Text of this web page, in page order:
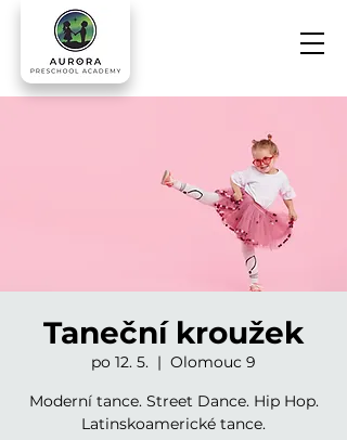
Taneční kroužek
po 12. 5.
  |
Olomouc 9
Moderní tance. Street Dance. Hip Hop.
Latinskoamerické tance.